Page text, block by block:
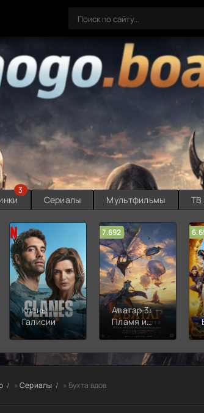
3
Сериалы Мультфильмы ТВ
Кланы
Галисии
7.692
Аватар 3:
Пламя и
пепел
» Сериалы » Бухта вдов